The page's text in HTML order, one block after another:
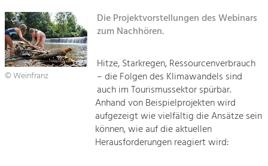
Suche
Impressum
Landscape.
Tourism
Offer Development and Positioning
Art & Culture
Crafts, Science and Research.
Social Affairs, Education
© Weinfranz
Die Projektvorstellungen des Webinars
zum Nachhören.
Hitze, Starkregen, Ressourcenverbrauch
– die Folgen des Klimawandels sind
auch im Tourismussektor spürbar.
Anhand von Beispielprojekten wird
aufgezeigt wie vielfältig die Ansätze sein
können, wie auf die aktuellen
Herausforderungen reagiert wird: